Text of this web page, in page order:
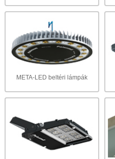
META-LED beltéri lámpák